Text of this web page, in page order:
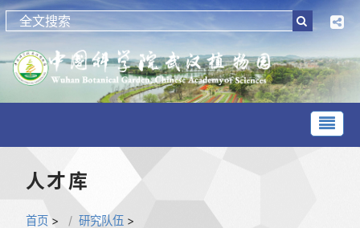
人才库
首页 > 研究队伍 >